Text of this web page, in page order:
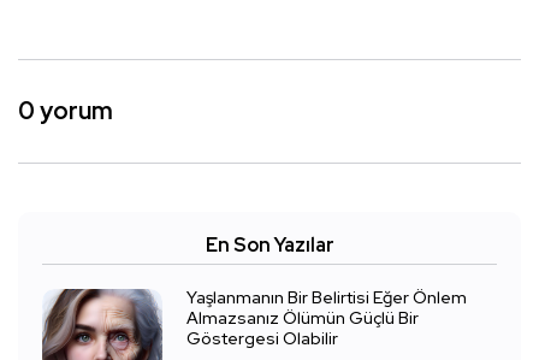
0 yorum
En Son Yazılar
Yaşlanmanın Bir Belirtisi Eğer Önlem
Almazsanız Ölümün Güçlü Bir
Göstergesi Olabilir